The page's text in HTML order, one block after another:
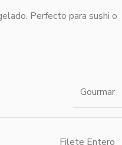
Perfecto para sushi o
Gourmar
Filete Entero